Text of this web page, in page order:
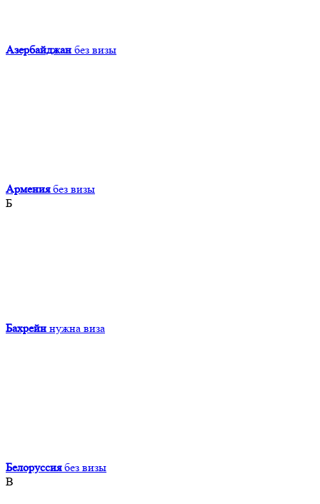
Азербайджан без визы
Армения без визы
Б
Бахрейн нужна виза
Белоруссия без визы
В